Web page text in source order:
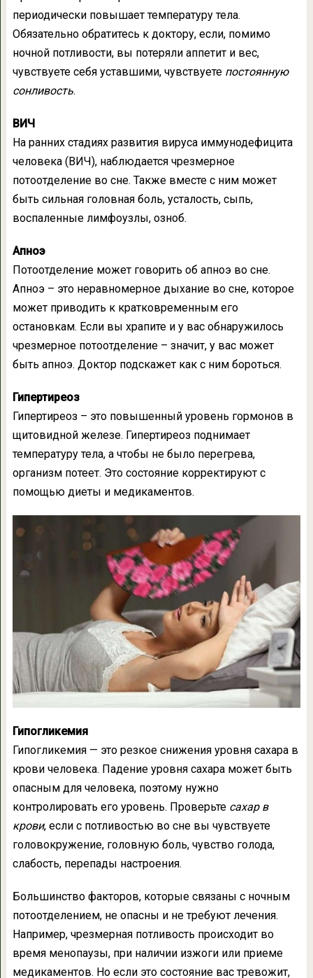
периодически повышает температуру тела.
Обязательно обратитесь к доктору, если, помимо
ночной потливости, вы потеряли аппетит и вес,
чувствуете себя уставшими, чувствуете постоянную
сонливость.
ВИЧ
На ранних стадиях развития вируса иммунодефицита
человека (ВИЧ), наблюдается чрезмерное
потоотделение во сне. Также вместе с ним может
быть сильная головная боль, усталость, сыпь,
воспаленные лимфоузлы, озноб.
Апноэ
Потоотделение может говорить об апноэ во сне.
Апноэ – это неравномерное дыхание во сне, которое
может приводить к кратковременным его
остановкам. Если вы храпите и у вас обнаружилось
чрезмерное потоотделение – значит, у вас может
быть апноэ. Доктор подскажет как с ним бороться.
Гипертиреоз
Гипертиреоз – это повышенный уровень гормонов в
щитовидной железе. Гипертиреоз поднимает
температуру тела, а чтобы не было перегрева,
организм потеет. Это состояние корректируют с
помощью диеты и медикаментов.
Гипогликемия
Гипогликемия — это резкое снижения уровня сахара в
крови человека. Падение уровня сахара может быть
опасным для человека, поэтому нужно
контролировать его уровень. Проверьте сахар в
крови, если с потливостью во сне вы чувствуете
головокружение, головную боль, чувство голода,
слабость, перепады настроения.
Большинство факторов, которые связаны с ночным
потоотделением, не опасны и не требуют лечения.
Например, чрезмерная потливость происходит во
время менопаузы, при наличии изжоги или приеме
медикаментов. Но если это состояние вас тревожит,